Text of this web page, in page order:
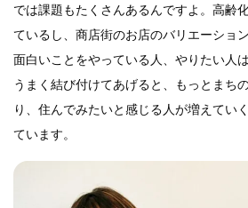
では課題もたくさんあるんですよ。高齢
ているし、商店街のお店のバリエーショ
面白いことをやっている人、やりたい人
うまく結び付けてあげると、もっとまち
り、住んでみたいと感じる人が増えてい
ています。